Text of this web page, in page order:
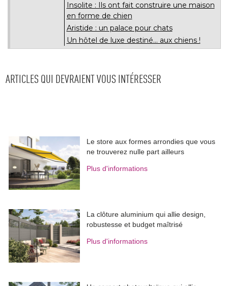
Insolite : Ils ont fait construire une maison
en forme de chien
Aristide : un palace pour chats
Un hôtel de luxe destiné... aux chiens !
ARTICLES QUI DEVRAIENT VOUS INTÉRESSER
Le store aux formes arrondies que vous
ne trouverez nulle part ailleurs
Plus d'informations
La clôture aluminium qui allie design,
robustesse et budget maîtrisé
Plus d'informations